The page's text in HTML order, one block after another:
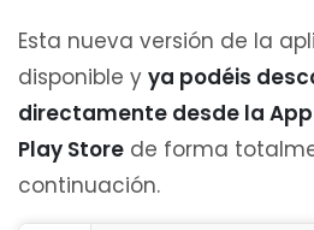
Esta nueva versión de la
disponible y ya podéis
directamente desde la
Play Store de forma
continuación.